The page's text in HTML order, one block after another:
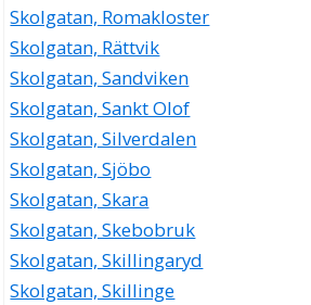
Skolgatan, Romakloster
Skolgatan, Rättvik
Skolgatan, Sandviken
Skolgatan, Sankt Olof
Skolgatan, Silverdalen
Skolgatan, Sjöbo
Skolgatan, Skara
Skolgatan, Skebobruk
Skolgatan, Skillingaryd
Skolgatan, Skillinge